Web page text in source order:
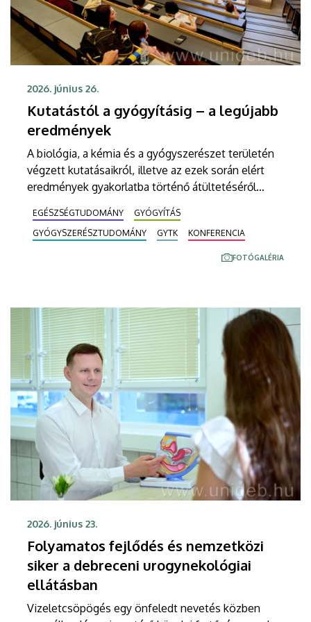
2026. június 26.
Kutatástól a gyógyításig – a legújabb
eredmények
A biológia, a kémia és a gyógyszerészet területén
végzett kutatásaikról, illetve az ezek során elért
eredmények gyakorlatba történő átültetéséről
kutatók a Debreceni Egyetemen egy csütörtökön
kezdődött háromnapos konferencián. Az angol
nyelvű tanácskozáson több mint százan vesznek
EGÉSZSÉGTUDOMÁNY
GYÓGYÍTÁS
GYÓGYSZERÉSZTUDOMÁNY
GYTK KONFERENCIA
FOTÓGALÉRIA
2026. június 23.
Folyamatos fejlődés és nemzetközi
siker a debreceni urogynekológiai
ellátásban
Vizeletcsöpögés egy önfeledt nevetés közben